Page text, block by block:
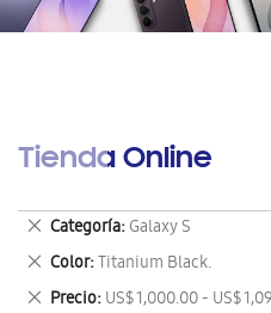
Tienda Online
Categoría Galaxy S
Eliminar
este
artículo
Color Titanium Black.
Eliminar
este
Precio US$ 1,000.00 - US$
Eliminar